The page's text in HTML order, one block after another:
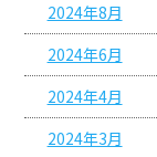
2024年8月
2024年6月
2024年4月
2024年3月